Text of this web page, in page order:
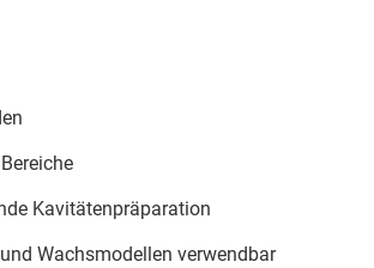
Kavitätenpräparation
Wachsmodellen verwendbar